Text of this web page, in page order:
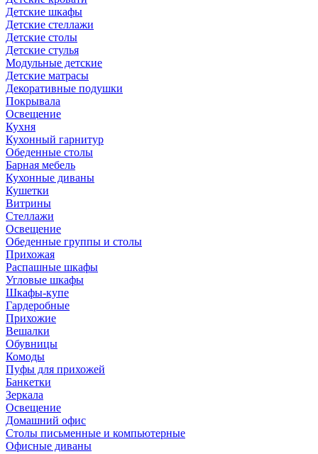
Детские шкафы
Детские стеллажи
Детские столы
Детские стулья
Модульные детские
Детские матрасы
Декоративные подушки
Покрывала
Освещение
Кухня
Кухонный гарнитур
Обеденные столы
Барная мебель
Кухонные диваны
Кушетки
Витрины
Стеллажи
Освещение
Обеденные группы и столы
Прихожая
Распашные шкафы
Угловые шкафы
Шкафы-купе
Гардеробные
Прихожие
Вешалки
Обувницы
Комоды
Пуфы для прихожей
Банкетки
Зеркала
Освещение
Домашний офис
Столы письменные и компьютерные
Офисные диваны